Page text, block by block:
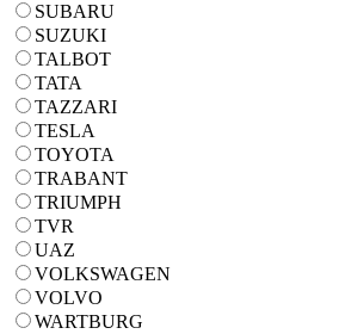
SUBARU
SUZUKI
TALBOT
TATA
TAZZARI
TESLA
TOYOTA
TRABANT
TRIUMPH
TVR
UAZ
VOLKSWAGEN
VOLVO
WARTBURG